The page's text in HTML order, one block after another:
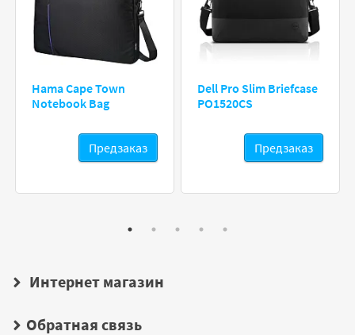
Hama Cape Town
Notebook Bag
Предзаказ
Dell Pro Slim Briefcase
PO1520CS
Предзаказ
Интернет магазин
Обратная связь